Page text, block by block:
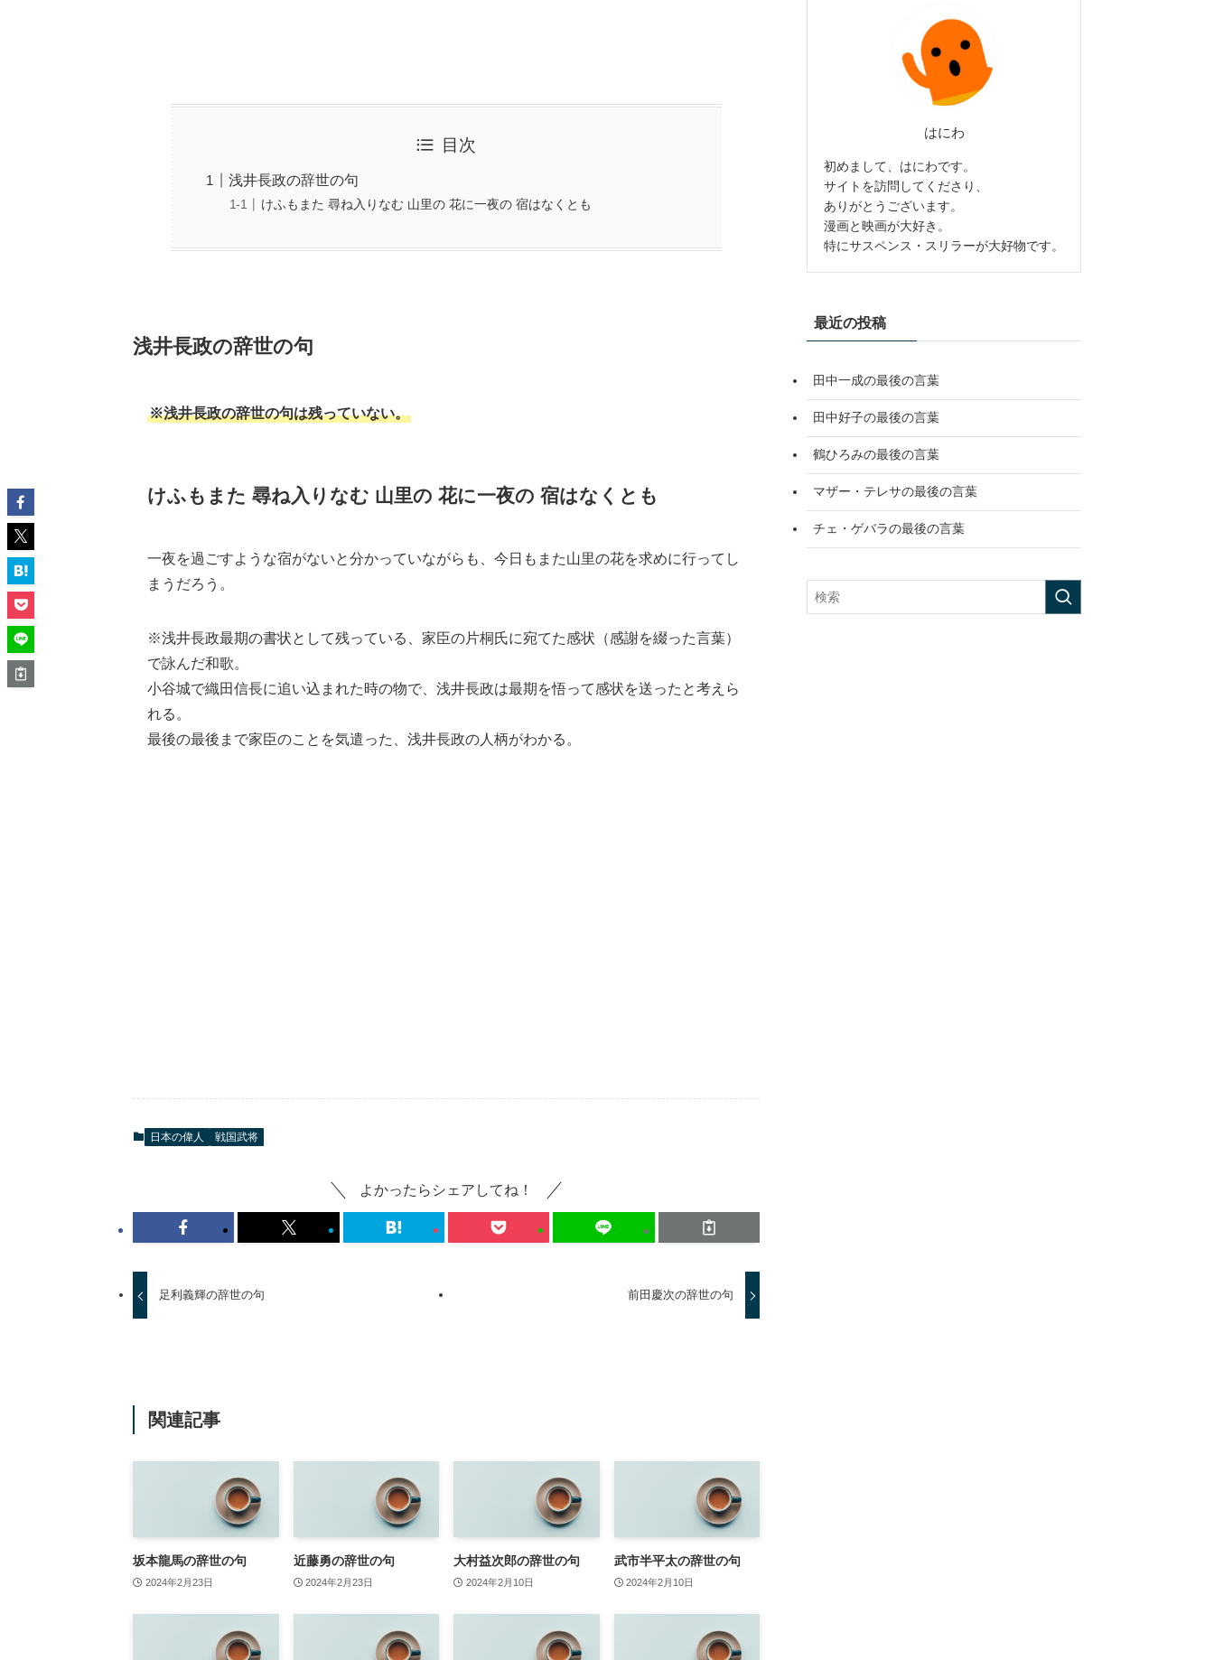
目次
浅井長政の辞世の句
けふもまた 尋ね入りなむ 山里の 花に一夜の 宿はなくとも
浅井長政の辞世の句
※浅井長政の辞世の句は残っていない。
けふもまた 尋ね入りなむ 山里の 花に一夜の 宿はなくとも
一夜を過ごすような宿がないと分かっていながらも、今日もまた山里の花を求めに行ってし
まうだろう。
※浅井長政最期の書状として残っている、家臣の片桐氏に宛てた感状（感謝を綴った言葉）
で詠んだ和歌。
小谷城で織田信長に追い込まれた時の物で、浅井長政は最期を悟って感状を送ったと考えら
れる。
最後の最後まで家臣のことを気遣った、浅井長政の人柄がわかる。
日本の偉人 戦国武将
よかったらシェアしてね！
足利義輝の辞世の句 前田慶次の辞世の句
関連記事
坂本龍馬の辞世の句
2024年2月23日
近藤勇の辞世の句
2024年2月23日
大村益次郎の辞世の句
2024年2月10日
武市半平太の辞世の句
2024年2月10日
はにわ
初めまして、はにわです。
サイトを訪問してくださり、
ありがとうございます。
漫画と映画が大好き。
特にサスペンス・スリラーが大好物です。
最近の投稿
田中一成の最後の言葉
田中好子の最後の言葉
鶴ひろみの最後の言葉
マザー・テレサの最後の言葉
チェ・ゲバラの最後の言葉